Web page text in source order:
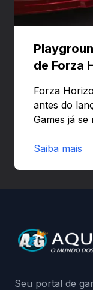
de Forza
Forza
antes do
Games já se
preload e
da
medidas
Saiba mais
Seu portal de